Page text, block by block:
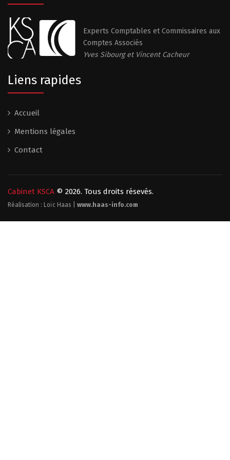
Experts Comptables et Commissaires aux
Comptes Associés
Yves Sibourg et Vincent Cacheur
Liens rapides
Accueil
Mentions légales
Contact
Cabinet KSCA © 2026. Tous droits résevés.
Réalisation : Loïc Haas | www.haas-info.com